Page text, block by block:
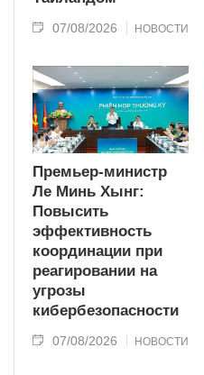
07/08/2026 НОВОСТИ
Премьер-министр
Ле Минь Хынг:
Повысить
эффективность
координации при
реагировании на
угрозы
кибербезопасности
07/08/2026 НОВОСТИ